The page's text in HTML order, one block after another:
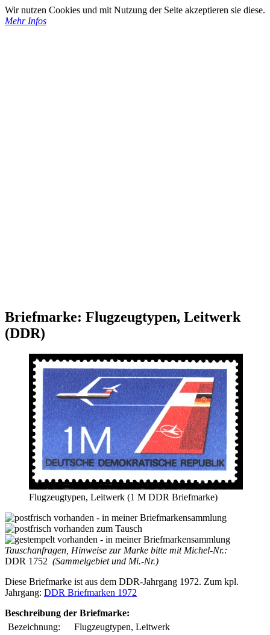
Wir nutzen Cookies und mit Nutzung der Seite akzeptieren sie diese.
Mehr Infos
Briefmarke: Flugzeugtypen, Leitwerk
(DDR)
Flugzeugtypen, Leitwerk (1 M DDR Briefmarke)
Tauschanfragen, Hinweise zur Marke bitte mit Michel-Nr.:
DDR 1752 (Sammelgebiet und Mi.-Nr.)
Diese Briefmarke ist aus dem DDR-Jahrgang 1972. Zum kpl.
Jahrgang: DDR Briefmarken 1972
Beschreibung der Briefmarke:
Bezeichnung:
Flugzeugtypen, Leitwerk